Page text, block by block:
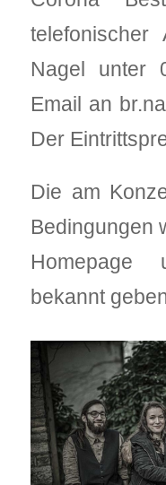
telefonischer
Nagel unter
Email an
Der
Die am
Bedingungen
Homepage
bekannt